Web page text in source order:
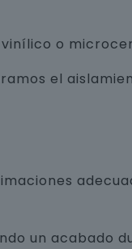
o
el
un acabado